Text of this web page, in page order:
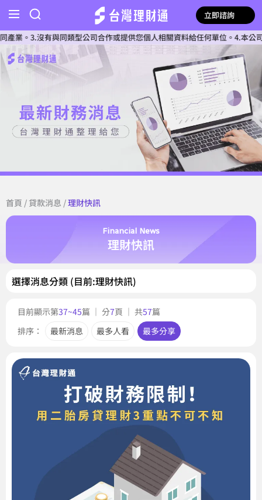
立即諮詢
同類型公司合作或提供您個人相關資料給任何單位。4.本公司確認核貸
首頁 / 貸款消息 /理財快訊
Financial News
理財快訊
選擇消息分類 (目前:理財快訊)
目前顯示第37~45篇 ｜ 分7頁 ｜ 共57篇
排序：
最新消息 最多人看 最多分享